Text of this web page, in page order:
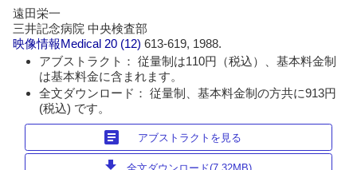
遠田栄一
三井記念病院 中央検査部
映像情報Medical 20 (12)613-619, 1988.
アブストラクト： 従量制は110円（税込）、基本料金制
は基本料金に含まれます。
全文ダウンロード： 従量制、基本料金制の方共に913円
(税込) です。
article アブストラクトを見る